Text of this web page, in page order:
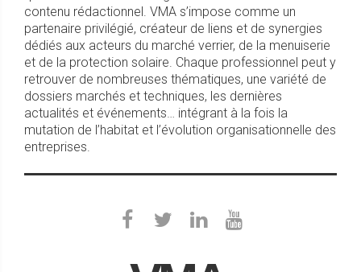
contenu rédactionnel. VMA s’impose comme un
partenaire privilégié, créateur de liens et de synergies
dédiés aux acteurs du marché verrier, de la menuiserie
et de la protection solaire. Chaque professionnel peut y
retrouver de nombreuses thématiques, une variété de
dossiers marchés et techniques, les dernières
actualités et événements… intégrant à la fois la
mutation de l’habitat et l’évolution organisationnelle des
entreprises.